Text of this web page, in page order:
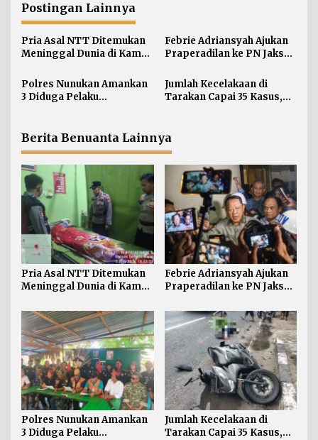
s
i
p
s
Postingan Lainnya
Pria Asal NTT Ditemukan
Meninggal Dunia di Kamar
Febrie Adriansyah Ajukan
Praperadilan ke PN Jaksel
Polres Nunukan Amankan
3 Diduga Pelaku
Jumlah Kecelakaan di
Tarakan Capai 35 Kasus,
Umur
Berita Benuanta Lainnya
Pria Asal NTT Ditemukan
Meninggal Dunia di Kamar
Febrie Adriansyah Ajukan
Praperadilan ke PN Jaksel
Polres Nunukan Amankan
3 Diduga Pelaku
Jumlah Kecelakaan di
Tarakan Capai 35 Kasus,